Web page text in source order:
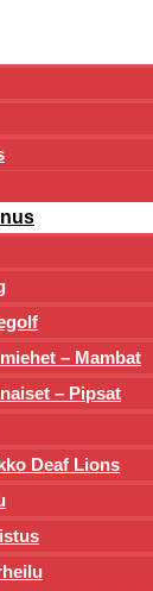
– Mambat
– Pipsat
Deaf Lions